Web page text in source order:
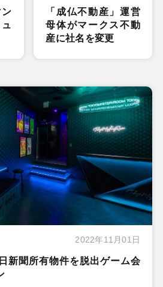
「成仏不動産」運営
母体がマークス不動
産に社名を変更
2022年11月01日
新聞所有物件を脱出ゲーム会